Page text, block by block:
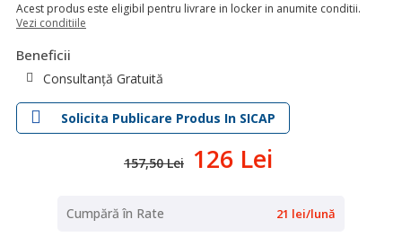
Acest produs este eligibil pentru livrare in locker in anumite conditii.
Vezi conditiile
Beneficii
Consultanță Gratuită
Solicita Publicare Produs In SICAP
157,50 Lei 126 Lei
Cumpără în Rate 21 lei/lună